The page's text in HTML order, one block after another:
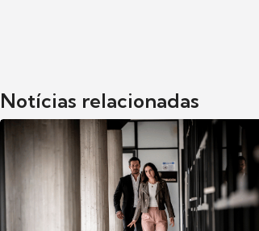
Notícias relacionadas